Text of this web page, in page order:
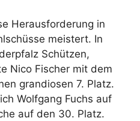
Herausforderung in
meistert. In
Schützen,
Nico Fischer mit dem
grandiosen 7. Platz.
Wolfgang Fuchs auf
auf den 30. Platz.